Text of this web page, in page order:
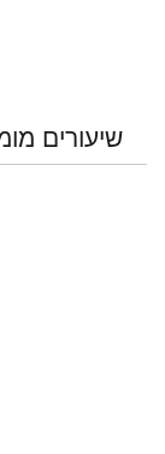
שיעורים